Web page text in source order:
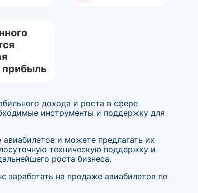
прибыль
дохода и роста в сфере
инструменты и поддержку для
и можете предлагать их
техническую поддержку и
роста бизнеса.
заработать на продаже авиабилетов по